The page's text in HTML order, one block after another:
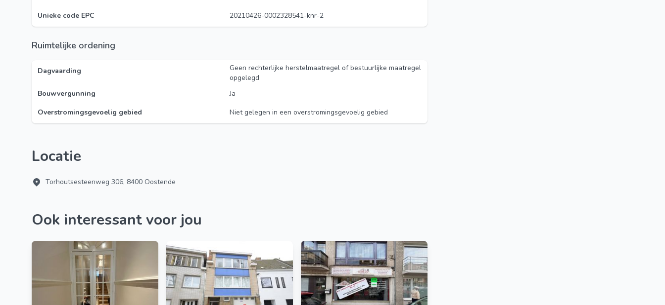
Unieke code EPC
20210426-0002328541-knr-2
Ruimtelijke ordening
Dagvaarding
Geen rechterlijke herstelmaatregel of bestuurlijke maatregel
opgelegd
Bouwvergunning
Ja
Overstromingsgevoelig gebied
Niet gelegen in een overstromingsgevoelig gebied
Locatie
Torhoutsesteenweg 306, 8400 Oostende
Ook interessant voor jou